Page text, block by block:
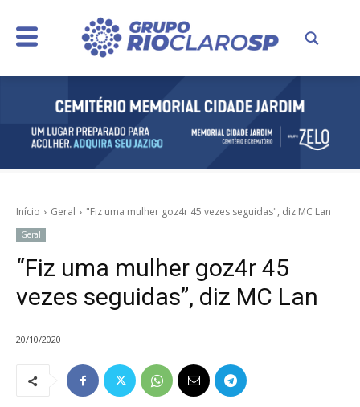
Início Geral "Fiz uma mulher goz4r 45 vezes seguidas", diz MC Lan
Geral
“Fiz uma mulher goz4r 45
vezes seguidas”, diz MC Lan
20/10/2020